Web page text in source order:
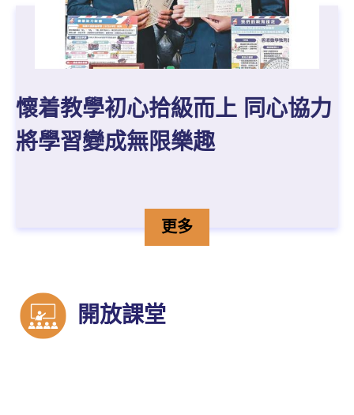
懷着教學初心拾級而上 同心協力
將學習變成無限樂趣
懷着教學初心拾級而上 同
更多詳情
開放課堂